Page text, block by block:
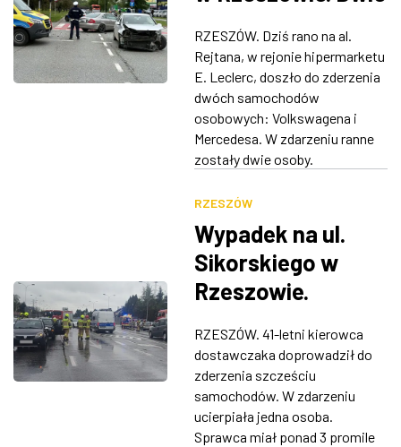
RZESZÓW. Dziś rano na al.
Rejtana, w rejonie hipermarketu
E. Leclerc, doszło do zderzenia
dwóch samochodów
osobowych: Volkswagena i
Mercedesa. W zdarzeniu ranne
zostały dwie osoby.
RZESZÓW
Wypadek na ul.
Sikorskiego w
Rzeszowie.
pojazdów,
sprawca był pijany
RZESZÓW. 41-letni kierowca
dostawczaka doprowadził do
zderzenia szcześciu
samochodów. W zdarzeniu
ucierpiała jedna osoba.
Sprawca miał ponad 3 promile